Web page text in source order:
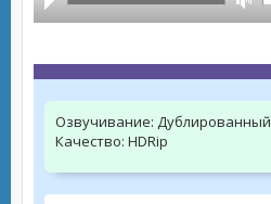
Озвучивание: Дублированный
Качество: HDRip